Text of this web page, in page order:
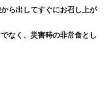
ら出してすぐにお召し上が
なく、災害時の非常食とし